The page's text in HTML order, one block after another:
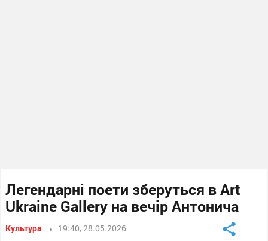
Легендарні поети зберуться в Art
Ukraine Gallery на вечір Антонича
Культура 19:40, 28.05.2026